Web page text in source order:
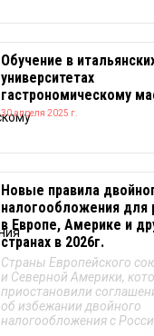
Обучение в
университетах
гастрономическому
30 апреля 2025 г.
Новые правила
налогообложения для
в Европе, Америке и
странах в 2026г.
Страны Европейского
и Северной Америки,
приостановили
об избежании двойного
налогообложения с